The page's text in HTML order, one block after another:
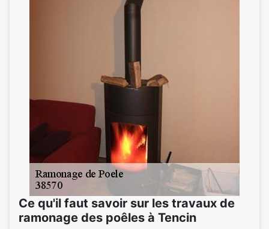
Ce qu'il faut savoir sur les travaux de
ramonage des poêles à Tencin